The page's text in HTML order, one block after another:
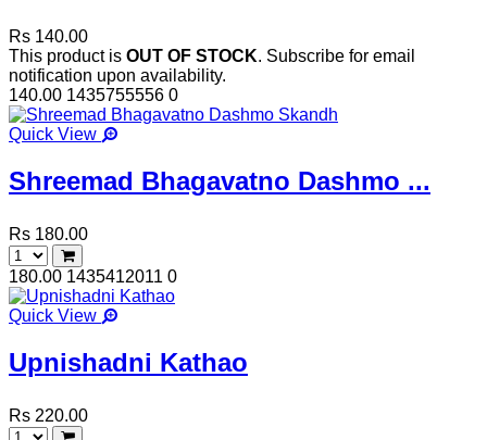
Rs 140.00
This product is OUT OF STOCK. Subscribe for email
notification upon availability.
140.00 1435755556 0
Quick View
Shreemad Bhagavatno Dashmo ...
Rs 180.00
180.00 1435412011 0
Quick View
Upnishadni Kathao
Rs 220.00